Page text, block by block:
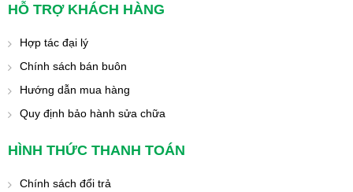
HỖ TRỢ KHÁCH HÀNG
Hợp tác đại lý
Chính sách bán buôn
Hướng dẫn mua hàng
Quy định bảo hành sửa chữa
HÌNH THỨC THANH TOÁN
Chính sách đổi trả